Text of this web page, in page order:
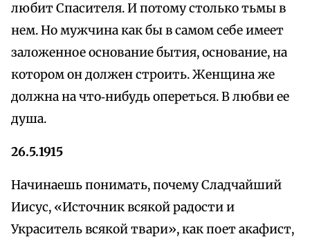
любит Спасителя. И потому столько тьмы в
нем. Но мужчина как бы в самом себе имеет
заложенное основание бытия, основание, на
котором он должен строить. Женщина же
должна на что‑нибудь опереться. В любви ее
душа.
26.5.1915
Начинаешь понимать, почему Сладчайший
Иисус, «Источник всякой радости и
Украситель всякой твари», как поет акафист,